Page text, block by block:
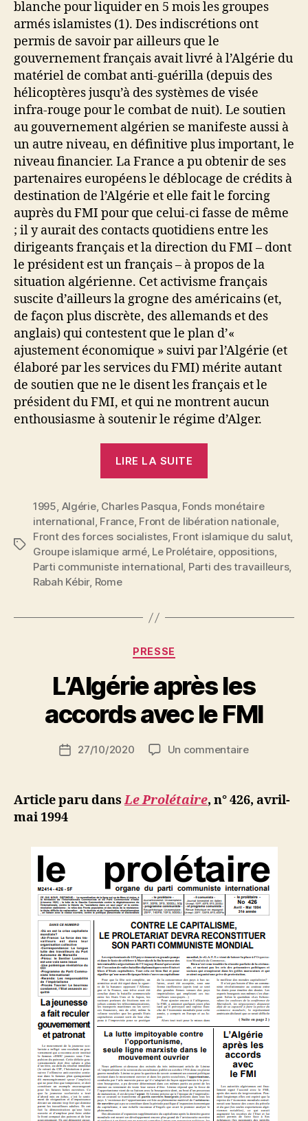
blanche pour liquider en 5 mois les groupes
armés islamistes (1). Des indiscrétions ont
permis de savoir par ailleurs que le
gouvernement français avait livré à l’Algérie du
matériel de combat anti-guérilla (depuis des
hélicoptères jusqu’à des systèmes de visée
infra-rouge pour le combat de nuit). Le soutien
au gouvernement algérien se manifeste aussi à
un autre niveau, en définitive plus important, le
niveau financier. La France a pu obtenir de ses
partenaires européens le déblocage de crédits à
destination de l’Algérie et elle fait le forcing
auprès du FMI pour que celui-ci fasse de même
; il y aurait des contacts quotidiens entre les
dirigeants français et la direction du FMI – dont
le président est un français – à propos de la
situation algérienne. Cet activisme français
suscite d’ailleurs la grogne des américains (et,
de façon plus discrète, des allemands et des
anglais) qui contestent que le plan d’«
ajustement économique » suivi par l’Algérie (et
élaboré par les services du FMI) mérite autant
de soutien que ne le disent les français et le
président du FMI, et qui ne montrent aucun
enthousiasme à soutenir le régime d’Alger.
LIRE LA SUITE
d’Algérie,
l’exigence
de
l’unité
Étiquettes
1995, Algérie, Charles Pasqua, Fonds monétaire
international, France, Front de libération nationale,
Front des forces socialistes, Front islamique du salut,
Groupe islamique armé, Le Prolétaire, oppositions,
Parti communiste international, Parti des travailleurs,
Rabah Kébir, Rome
Catégories
PRESSE
L’Algérie après les
accords avec le FMI
Auteur
de
a
S
N
ji
b
Date27/10/2020 Un commentairesur
les
accords
Article paru dansLe Prolétaire, n° 426, avril-
mai 1994